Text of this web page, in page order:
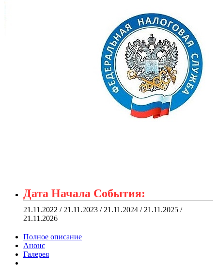
Дата Начала События:
21.11.2022 / 21.11.2023 / 21.11.2024 / 21.11.2025 /
21.11.2026
Полное описание
Анонс
Галерея